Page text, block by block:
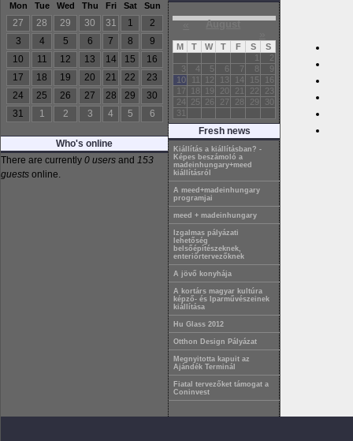
Mon Tue Wed Thu Fri Sat Sun
27 28 29 30 31 1
2
3
4 5 6 7 8
9
10
11 12 13 14 15
16
17
18 19 20 21 22
23
24
25 26 27 28 29
30
31
1 2 3 4 5 6
Who's online
There are currently 0 users and 153
guests online.
« August
M T W T F S
S
1
2
3
4 5 6 7 8
9
10
11 12 13 14 15
16
17
18 19 20 21 22
23
24
25 26 27 28 29
30
31
Fresh news
Kiállítás a kiállításban? -
Képes beszámoló a
madeinhungary+meed
kiállításról
A meed+madeinhungary
programjai
meed + madeinhungary
Izgalmas pályázati
lehetőség
belsőépítészeknek,
enteriőrtervezőknek
A jövő konyhája
A kortárs magyar kultúra
képző- és Iparművészeinek
kiállítása
Hu Glass 2012
Otthon Design Pályázat
Megnyitotta kapuit az
Ajándék Terminál
Fiatal tervezőket támogat a
Coninvest